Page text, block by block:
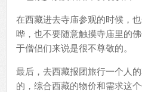
在西藏进去寺庙参观的时候，
哗，也不要随意触摸寺庙里的
于僧侣们来说是很不尊敬的。
最后，去西藏报团旅行一个人
的，综合西藏的物价和需求这